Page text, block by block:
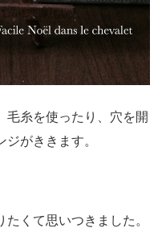
毛糸を使ったり、穴を開
がききます。
くて思いつきました。